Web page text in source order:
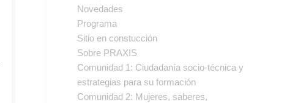
Novedades
Programa
Sitio en constucción
Sobre PRAXIS
Comunidad 1: Ciudadanía socio-técnica y
estrategias para su formación
Comunidad 2: Mujeres, saberes,